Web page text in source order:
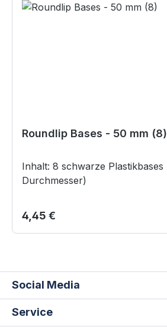
Roundlip Bases - 50 mm (8)
Inhalt: 8 schwarze Plastikbases (50mm
Durchmesser)
Regulärer Preis:
4,45 €
Social Media
Service